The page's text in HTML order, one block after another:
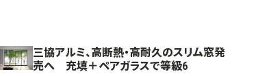
三協アルミ、高断熱・高耐久のスリム窓発
売へ 充填＋ペアガラスで等級6